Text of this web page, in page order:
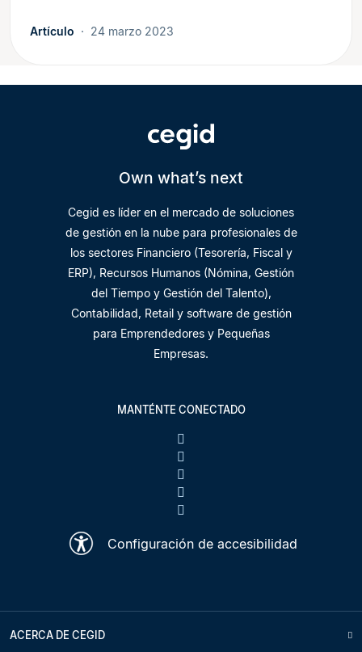
Artículo 24 marzo 2023
Own what’s next
Cegid es líder en el mercado de soluciones
de gestión en la nube para profesionales de
los sectores Financiero (Tesorería, Fiscal y
ERP), Recursos Humanos (Nómina, Gestión
del Tiempo y Gestión del Talento),
Contabilidad, Retail y software de gestión
para Emprendedores y Pequeñas
Empresas.
MANTÉNTE CONECTADO
Configuración de accesibilidad
ACERCA DE CEGID